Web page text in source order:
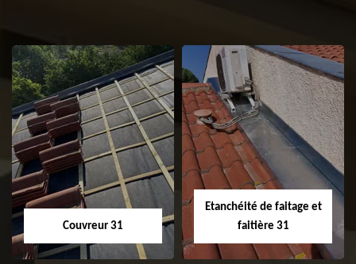
Couvreur 31
Etanchéité de faitage et
faitière 31